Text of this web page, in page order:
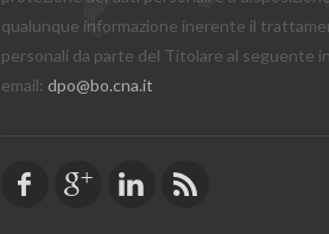
qualunque informazione inerente il
personali da parte del Titolare al seguente
email: dpo@bo.cna.it